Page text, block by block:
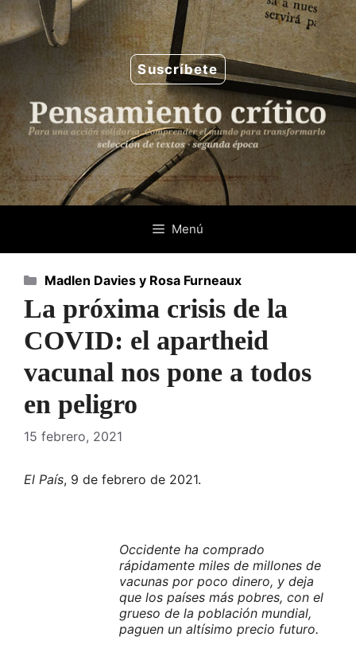
Saltar
al
contenido
Suscríbete
Menú
La próxima crisis de la
COVID: el apartheid
vacunal nos pone a todos
en peligro
15 febrero, 2021
El País, 9 de febrero de 2021.
Occidente ha comprado
rápidamente miles de millones de
vacunas por poco dinero, y deja
que los países más pobres, con el
grueso de la población mundial,
paguen un altísimo precio futuro.
Categorías
Madlen Davies y Rosa Furneaux